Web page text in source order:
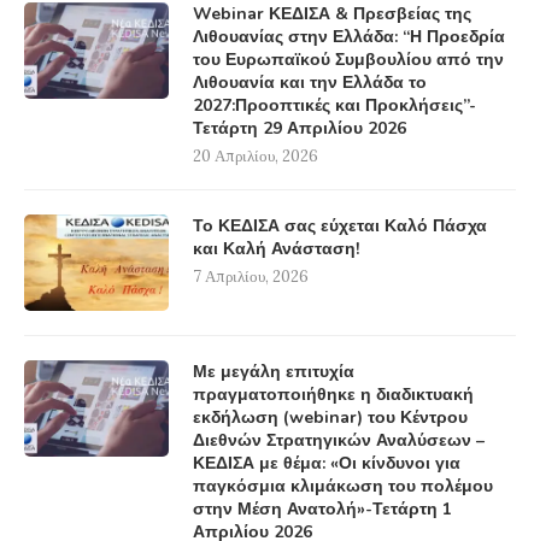
Webinar ΚΕΔΙΣΑ & Πρεσβείας της
Λιθουανίας στην Ελλάδα: “Η Προεδρία
του Ευρωπαϊκού Συμβουλίου από την
Λιθουανία και την Ελλάδα το
2027:Προοπτικές και Προκλήσεις”-
Τετάρτη 29 Απριλίου 2026
20 Απριλίου, 2026
Το ΚΕΔΙΣΑ σας εύχεται Καλό Πάσχα
και Καλή Ανάσταση!
7 Απριλίου, 2026
Με μεγάλη επιτυχία
πραγματοποιήθηκε η διαδικτυακή
εκδήλωση (webinar) του Κέντρου
Διεθνών Στρατηγικών Αναλύσεων –
ΚΕΔΙΣΑ με θέμα: «Οι κίνδυνοι για
παγκόσμια κλιμάκωση του πολέμου
στην Μέση Ανατολή»-Τετάρτη 1
Απριλίου 2026